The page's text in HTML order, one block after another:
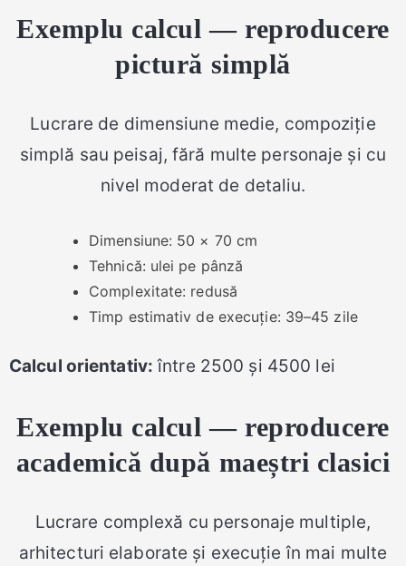
Exemplu calcul — reproducere
pictură simplă
Lucrare de dimensiune medie, compoziție
simplă sau peisaj, fără multe personaje și cu
nivel moderat de detaliu.
Dimensiune: 50 × 70 cm
Tehnică: ulei pe pânză
Complexitate: redusă
Timp estimativ de execuție: 39–45 zile
Calcul orientativ: între 2500 și 4500 lei
Exemplu calcul — reproducere
academică după maeștri clasici
Lucrare complexă cu personaje multiple,
arhitecturi elaborate și execuție în mai multe